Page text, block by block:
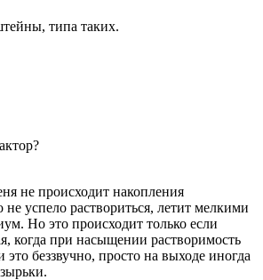
типа таких.
не происходит накопления
не успело раствориться, летит мелкими
Но это происходит только если
когда при насыщении растворимость
беззвучно, просто на выходе иногда